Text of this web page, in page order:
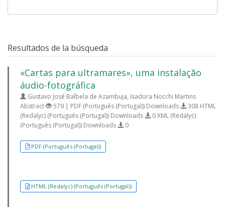
Resultados de la búsqueda
«Cartas para ultramares», uma instalação
áudio-fotográfica
Gustavo José Balbela de Azambuja, Isadora Nocchi Martins
Abstract
579 | PDF (Português (Portugal)) Downloads
308 HTML
(Redalyc) (Português (Portugal)) Downloads
0 XML (Redalyc)
(Português (Portugal)) Downloads
0
PDF (Português (Portugal))
HTML (Redalyc) (Português (Portugal))